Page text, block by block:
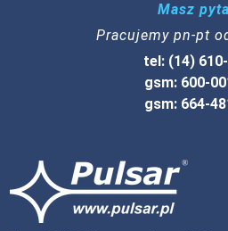
Masz
Pracujemy pn-pt
tel: (14)
gsm: 600-
gsm: 664-